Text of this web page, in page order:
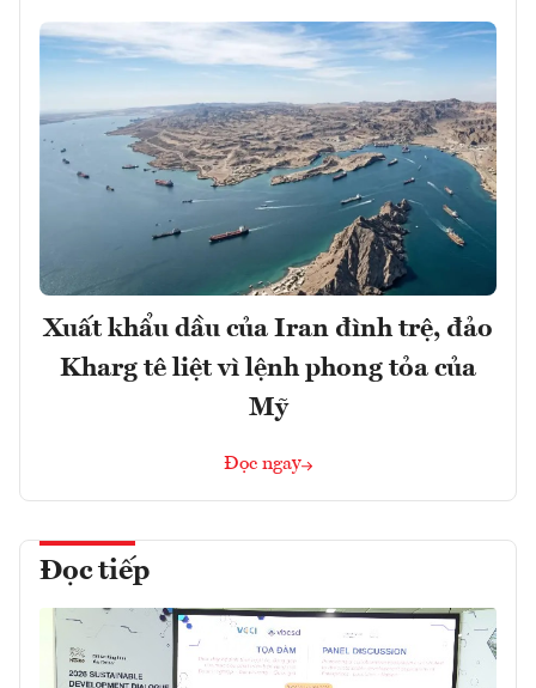
Xuất khẩu dầu của Iran đình trệ, đảo
Kharg tê liệt vì lệnh phong tỏa của
Mỹ
Đọc ngay
Đọc tiếp